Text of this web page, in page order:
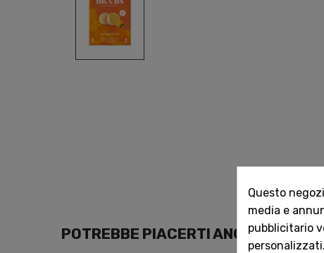
POTREBBE PIACERTI ANCHE
Questo
media e
pubblicitario